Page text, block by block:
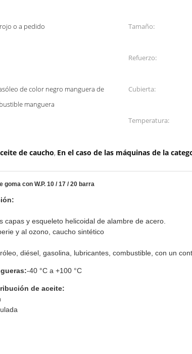
o a pedido Tamaño:
Refuerzo:
de color negro manguera de
manguera
Cubierta:
Temperatura:
de caucho, En el caso de las máquinas de la
con W.P. 10 / 17 / 20 barra
y esqueleto helicoidal de alambre de acero.
y al ozono, caucho sintético
diésel, gasolina, lubricantes, combustible, con un
-40 °C a +100 °C
de aceite: